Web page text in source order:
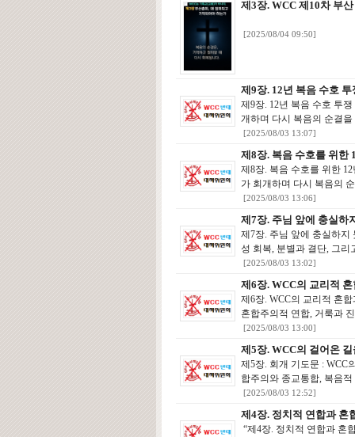
제3장. WCC 제10차 부
[2025/08/04 09:50]
제9장. 12년 복음 수호
제9장. 12년 복음 수호 투
개하며 다시 복음의 순결
[2025/08/03 13:07]
제8장. 복음 수호를 위한
제8장. 복음 수호를 위한
가 회개하며 다시 복음의
[2025/08/03 13:06]
제7장. 주님 앞에 충실하
제7장. 주님 앞에 충실하
성 회복, 분별과 결단, 그
[2025/08/03 13:02]
제6장. WCC의 교리적
제6장. WCC의 교리적 혼
혼합주의적 연합, 거룩과
[2025/08/03 13:00]
제5장. WCC의 걸어온
제5장. 회개 기도문 : WCC
합주의와 종교통합, 복음
[2025/08/03 12:52]
제4장. 정치적 연합과 혼
“제4장. 정치적 연합과 혼